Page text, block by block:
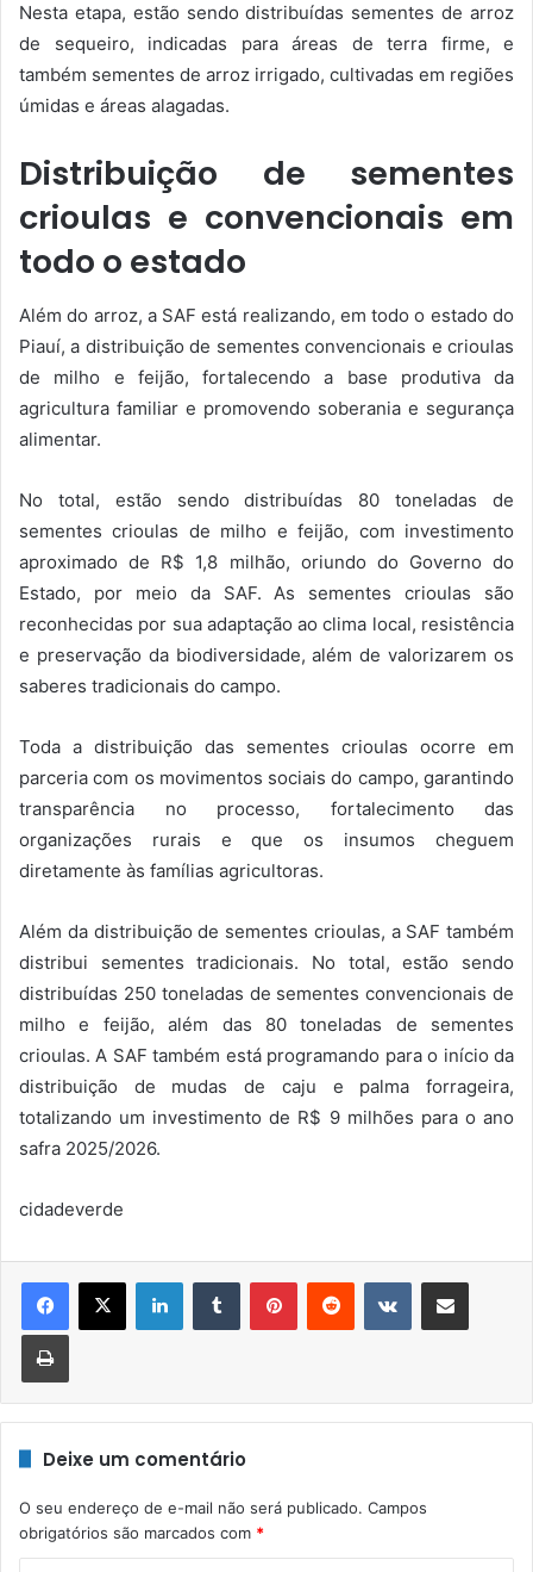
Nesta etapa, estão sendo distribuídas sementes de arroz
de sequeiro, indicadas para áreas de terra firme, e
também sementes de arroz irrigado, cultivadas em regiões
úmidas e áreas alagadas.
Distribuição de sementes
crioulas e convencionais em
todo o estado
Além do arroz, a SAF está realizando, em todo o estado do
Piauí, a distribuição de sementes convencionais e crioulas
de milho e feijão, fortalecendo a base produtiva da
agricultura familiar e promovendo soberania e segurança
alimentar.
No total, estão sendo distribuídas 80 toneladas de
sementes crioulas de milho e feijão, com investimento
aproximado de R$ 1,8 milhão, oriundo do Governo do
Estado, por meio da SAF. As sementes crioulas são
reconhecidas por sua adaptação ao clima local, resistência
e preservação da biodiversidade, além de valorizarem os
saberes tradicionais do campo.
Toda a distribuição das sementes crioulas ocorre em
parceria com os movimentos sociais do campo, garantindo
transparência no processo, fortalecimento das
organizações rurais e que os insumos cheguem
diretamente às famílias agricultoras.
Além da distribuição de sementes crioulas, a SAF também
distribui sementes tradicionais. No total, estão sendo
distribuídas 250 toneladas de sementes convencionais de
milho e feijão, além das 80 toneladas de sementes
crioulas. A SAF também está programando para o início da
distribuição de mudas de caju e palma forrageira,
totalizando um investimento de R$ 9 milhões para o ano
safra 2025/2026.
cidadeverde
LinkedinTumblr PinterestReddit VK Compartilhar via e-mail
Imprimir
Deixe um comentário
O seu endereço de e-mail não será publicado. Campos
obrigatórios são marcados com *